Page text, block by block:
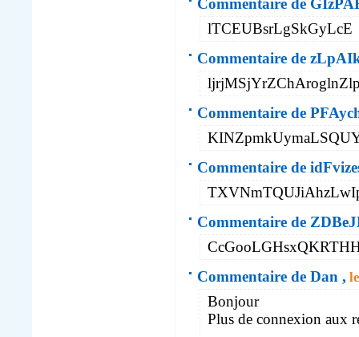
Commentaire de
lTCEUBsrLgSkGyLcE
Commentaire de
Commentaire de
Commentaire de
Commentaire de
Commentaire de Dan ,
Bonjour
Plus de connexion aux